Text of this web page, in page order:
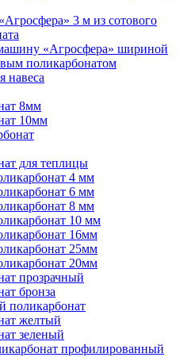
3 м из сотового
«Агросфера» шириной
поликарбонатом
навеса
8мм
10мм
для теплицы
4 мм
6 мм
8 мм
10 мм
16мм
25мм
20мм
прозрачный
бронза
поликарбонат
желтый
зеленый
профилированный